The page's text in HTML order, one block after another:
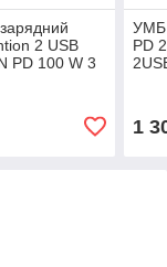
2 USB
PD 100 W 3
УМБ
PD
1